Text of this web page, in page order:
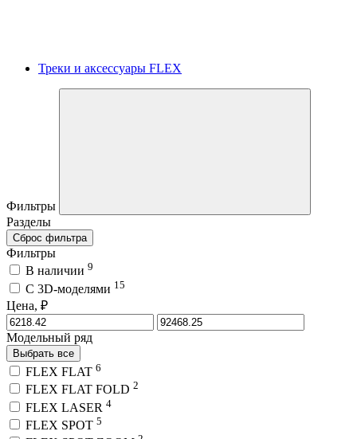
Треки и аксессуары FLEX
Фильтры
Разделы
Сброс фильтра
Фильтры
В наличии 9
C 3D-моделями 15
Цена, ₽
Модельный ряд
Выбрать все
FLEX FLAT 6
FLEX FLAT FOLD 2
FLEX LASER 4
FLEX SPOT 5